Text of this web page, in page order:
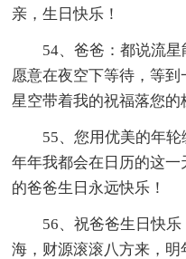
亲，生日快乐！
54、爸爸：都说流
愿意在夜空下等待，等
星空带着我的祝福落您的
55、您用优美的年
年年我都会在日历的这
的爸爸生日永远快乐！
56、祝爸爸生日快
海，财源滚滚八方来，明